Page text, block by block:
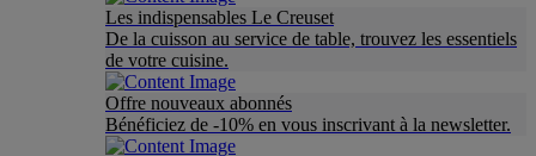
Les indispensables Le Creuset
De la cuisson au service de table, trouvez les essentiels
de votre cuisine.
Offre nouveaux abonnés
Bénéficiez de -10% en vous inscrivant à la newsletter.